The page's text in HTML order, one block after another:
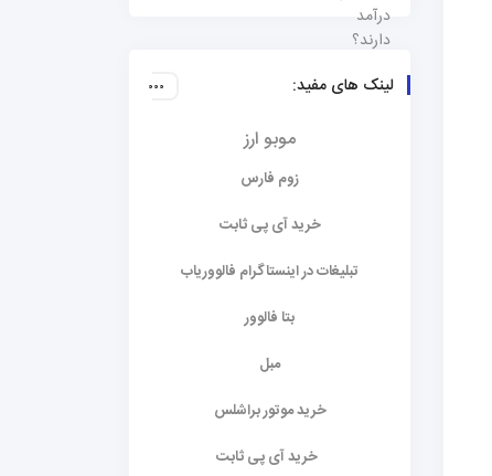
لینک های مفید:
موبو ارز
زوم فارس
خرید آی پی ثابت
تبلیغات در اینستاگرام فالووریاب
بتا فالوور
مبل
خرید موتور براشلس
خرید آی پی ثابت